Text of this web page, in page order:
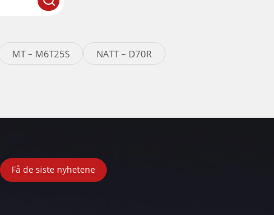
MT – M6T25S NATT – D70R
Få de siste nyhetene